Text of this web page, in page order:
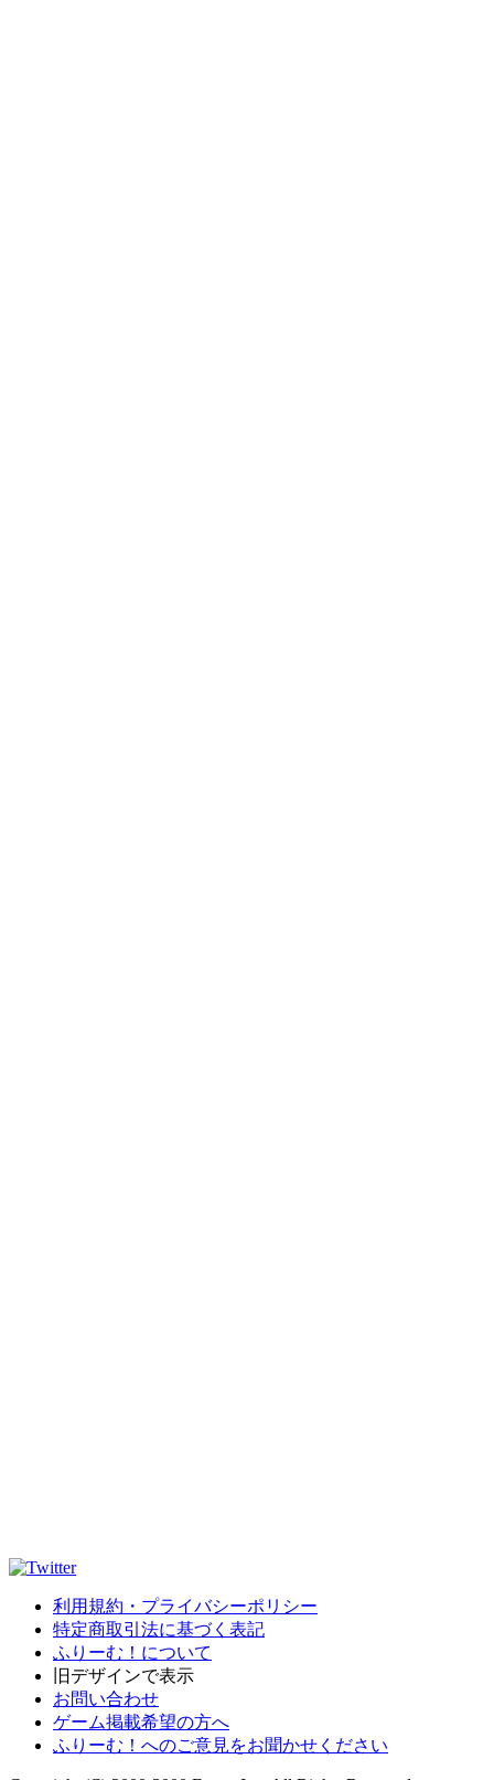
利用規約・プライバシーポリシー
特定商取引法に基づく表記
ふりーむ！について
旧デザインで表示
お問い合わせ
ゲーム掲載希望の方へ
ふりーむ！へのご意見をお聞かせください